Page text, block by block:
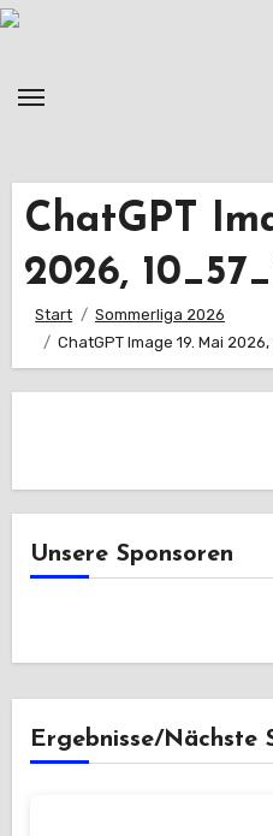
Zum
ChatGPT
2026,
Start
Sommerliga 2026
ChatGPT Image 19. Mai
Unsere Sponsoren
Ergebnisse/Nächste